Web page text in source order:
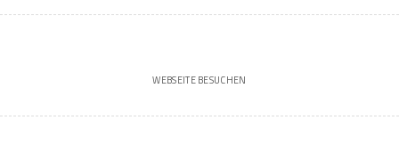
WEBSEITE BESUCHEN